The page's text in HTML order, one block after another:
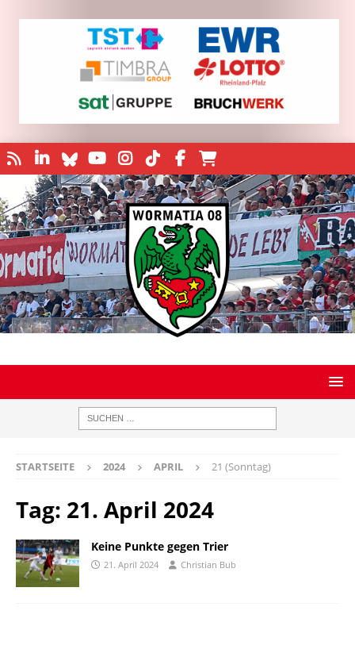
STARTSEITE 2024 APRIL 21 (Sonntag)
Tag: 21. April 2024
Keine Punkte gegen Trier
21. April 2024 Christian Bub